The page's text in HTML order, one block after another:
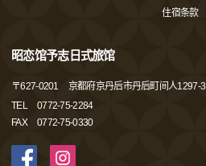
住宿条款
昭恋馆予志日式旅馆
〒627-0201
京都府京丹后市丹后町间人1297-3
TEL
0772-75-2284
FAX
0772-75-0330